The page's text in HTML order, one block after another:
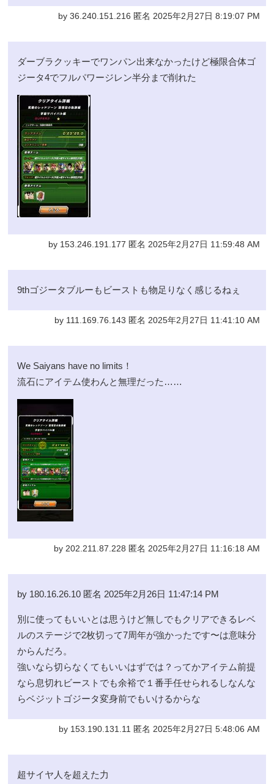
by 36.240.151.216 匿名 2025年2月27日 8:19:07 PM
ダーブラクッキーでワンパン出来なかったけど極限合体ゴ
ジータ4でフルパワージレン半分まで削れた
by 153.246.191.177 匿名 2025年2月27日 11:59:48 AM
9thゴジータブルーもビーストも物足りなく感じるねぇ
by 111.169.76.143 匿名 2025年2月27日 11:41:10 AM
We Saiyans have no limits！
流石にアイテム使わんと無理だった……
by 202.211.87.228 匿名 2025年2月27日 11:16:18 AM
by 180.16.26.10 匿名 2025年2月26日 11:47:14 PM
別に使ってもいいとは思うけど無しでもクリアできるレベ
ルのステージで2枚切って7周年が強かったです〜は意味分
からんだろ。
強いなら切らなくてもいいはずでは？ってかアイテム前提
なら息切れビーストでも余裕で１番手任せられるしなんな
らベジットゴジータ変身前でもいけるからな
by 153.190.131.11 匿名 2025年2月27日 5:48:06 AM
超サイヤ人を超えた力